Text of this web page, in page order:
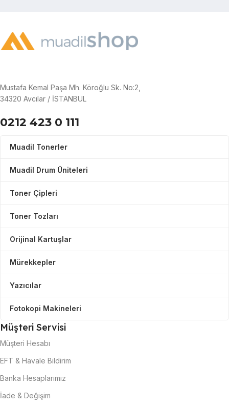
Mustafa Kemal Paşa Mh. Köroğlu Sk. No:2,
34320 Avcılar / İSTANBUL
0212 423 0 111
Muadil Tonerler
Muadil Drum Üniteleri
Toner Çipleri
Toner Tozları
Orijinal Kartuşlar
Mürekkepler
Yazıcılar
Fotokopi Makineleri
Müşteri Servisi
Müşteri Hesabı
EFT & Havale Bildirim
Banka Hesaplarımız
İade & Değişim